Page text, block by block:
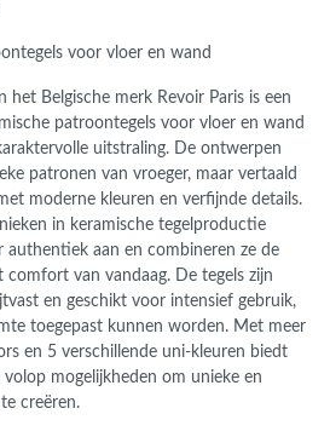
voor vloer en wand
het Belgische merk Revoir Paris is een
patroontegels voor vloer en wand
uitstraling. De ontwerpen
patronen van vroeger, maar vertaald
moderne kleuren en verfijnde details.
in keramische tegelproductie
authentiek aan en combineren ze de
comfort van vandaag. De tegels zijn
en geschikt voor intensief gebruik,
toegepast kunnen worden. Met meer
en 5 verschillende uni-kleuren biedt
mogelijkheden om unieke en
creëren.